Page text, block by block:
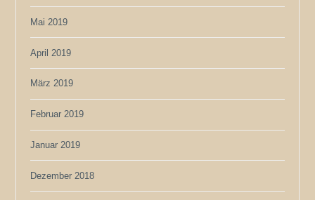
Mai 2019
April 2019
März 2019
Februar 2019
Januar 2019
Dezember 2018